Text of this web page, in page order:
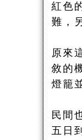
紅色
難，
原來
敘的
燈籠
民間
五日